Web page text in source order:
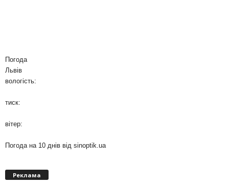
Погода
Львів
вологість:
тиск:
вітер:
Погода на 10 днів від sinoptik.ua
Реклама